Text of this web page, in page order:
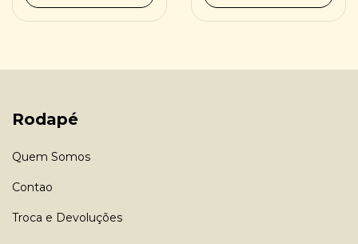
Rodapé
Quem Somos
Contao
Troca e Devoluções